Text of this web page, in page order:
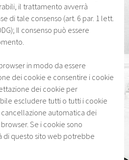
il trattamento avverrà
di tale consenso (art. 6 par. 1 lett.
Il consenso può essere
in modo da essere
dei cookie e consentire i cookie
dei cookie per
escludere tutti o tutti i cookie
automatica dei
Se i cookie sono
di questo sito web potrebbe